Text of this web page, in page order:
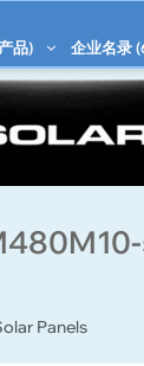
产品) 企业名录 (
Panels